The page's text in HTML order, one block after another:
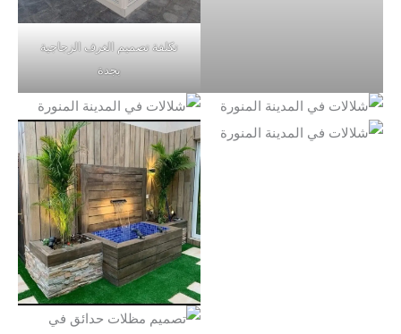
تكلفة تصميم الغرف الزجاجية
بجدة